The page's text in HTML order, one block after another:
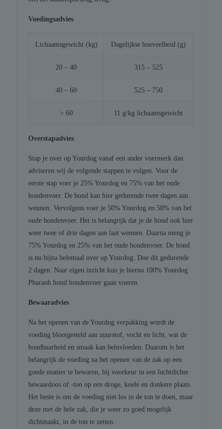
Voedingsadvies
Lichaamsgewicht (kg) Dagelijkse hoeveelheid (g)
20 – 40 315 – 525
40 – 60 525 – 750
> 60 11 g/kg lichaamsgewicht
Overstapadvies
Stap je over op Yourdog vanaf een ander voermerk dan
adviseren wij de volgende stappen te volgen. Voor de
eerste stap voer je 25% Yourdog en 75% van het oude
hondenvoer. De hond kan hier gedurende twee dagen aan
wennen. Vervolgens voer je 50% Yourdog en 50% van het
oude hondenvoer. Het is belangrijk dat je de hond ook hier
weer twee of drie dagen aan laat wennen. Daarna meng je
75% Yourdog en 25% van het oude hondenvoer. De hond
is nu bijna helemaal over op Yourdog. Doe dit gedurende
2 dagen. Naar eigen inzicht kun je hierna 100% Yourdog
Pharaoh hond hondenvoer gaan voeren.
Bewaaradvies
Na het openen van de Yourdog verpakking wordt de
voeding blootgesteld aan zuurstof, vocht en licht, wat de
houdbaarheid en smaak kan beïnvloeden. Daarom is het
belangrijk de voeding na het openen van de zak op een
goede manier te bewaren, bij voorkeur in een luchtdichte
bewaardoos of -ton op een droge, koele en donkere plaats.
Het beste is om de voeding niet los in de ton te doen, maar
deze met de hele zak, die je weer zo goed mogelijk
dichtmaakt, in de ton te zetten.